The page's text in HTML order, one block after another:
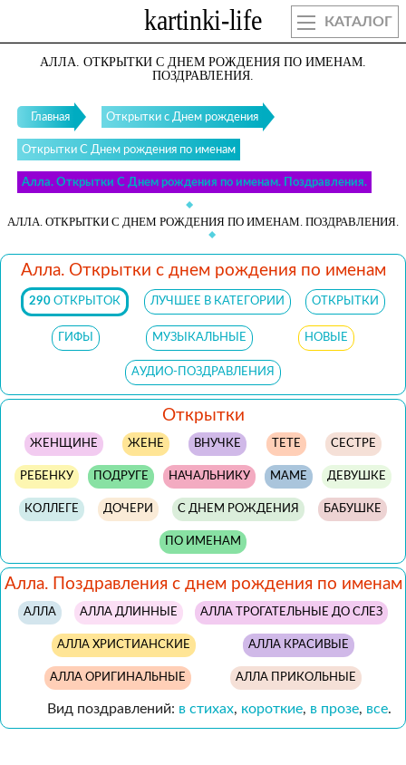
КАТАЛОГ
АЛЛА. ОТКРЫТКИ С ДНЕМ РОЖДЕНИЯ ПО ИМЕНАМ.
ПОЗДРАВЛЕНИЯ.
Главная Открытки с Днем рождения
Открытки С Днем рождения по именам
Алла. Открытки С Днем рождения по именам. Поздравления.
АЛЛА. ОТКРЫТКИ С ДНЕМ РОЖДЕНИЯ ПО ИМЕНАМ. ПОЗДРАВЛЕНИЯ.
Алла. Открытки с днем рождения по именам
290ОТКРЫТОК ЛУЧШЕЕ В КАТЕГОРИИ ОТКРЫТКИ
ГИФЫ МУЗЫКАЛЬНЫЕ НОВЫЕ
АУДИО-ПОЗДРАВЛЕНИЯ
Открытки
ЖЕНЩИНЕ ЖЕНЕ ВНУЧКЕ ТЕТЕ СЕСТРЕ
РЕБЕНКУ ПОДРУГЕ НАЧАЛЬНИКУ МАМЕ ДЕВУШКЕ
КОЛЛЕГЕ ДОЧЕРИ С ДНЕМ РОЖДЕНИЯ БАБУШКЕ
ПО ИМЕНАМ
Алла. Поздравления с днем рождения по именам
АЛЛА АЛЛА ДЛИННЫЕ АЛЛА ТРОГАТЕЛЬНЫЕ ДО СЛЕЗ
АЛЛА ХРИСТИАНСКИЕ АЛЛА КРАСИВЫЕ
АЛЛА ОРИГИНАЛЬНЫЕ АЛЛА ПРИКОЛЬНЫЕ
Вид поздравлений: в стихах, короткие, в прозе, все.